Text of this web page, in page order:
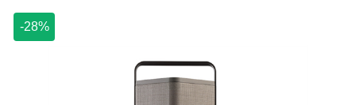
-28%